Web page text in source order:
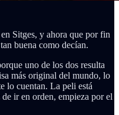
Sitges, y ahora que por fin
buena como decían.
uno de los dos resulta
más original del mundo, lo
lo cuentan. La peli está
ir en orden, empieza por el